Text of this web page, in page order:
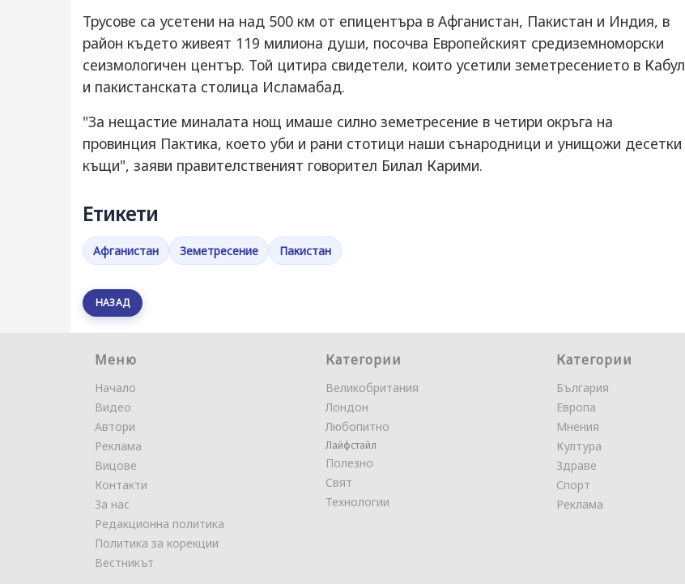
Трусове са усетени на над 500 км от епицентъра в Афганистан, Пакистан и Индия, в
район където живеят 119 милиона души, посочва Европейският средиземноморски
сеизмологичен център. Той цитира свидетели, които усетили земетресението в Кабул
и пакистанската столица Исламабад.
"За нещастие миналата нощ имаше силно земетресение в четири окръга на
провинция Пактика, което уби и рани стотици наши сънародници и унищожи десетки
къщи", заяви правителственият говорител Билал Карими.
Етикети
Афганистан Земетресение Пакистан
НАЗАД
Меню
Начало
Видео
Автори
Реклама
Вицове
Контакти
За нас
Редакционна политика
Политика за корекции
Вестникът
Категории
Великобритания
Лондон
Любопитно
Лайфстайл
Полезно
Свят
Технологии
Категории
България
Европа
Мнения
Култура
Здраве
Спорт
Реклама